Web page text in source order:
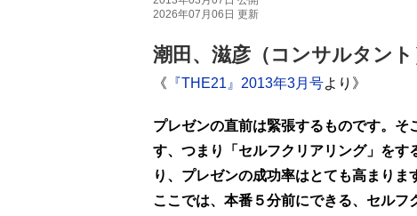
2026年07月06日 更新
潮田、滋彦（コンサルタント
《 『THE21』2013年3月号より》
プレゼンの直前は緊張するものです。そ
す、つまり「セルフクリアリング」をす
り、プレゼンの成功率はとても高まりま
ここでは、本番５分前にできる、セルフ